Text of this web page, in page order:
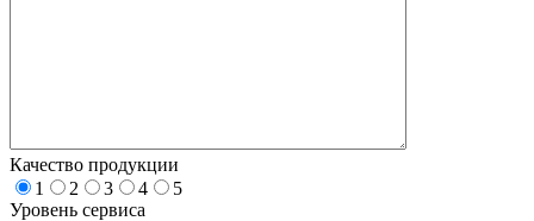
Качество продукции
1
2 3 4
5
Уровень сервиса